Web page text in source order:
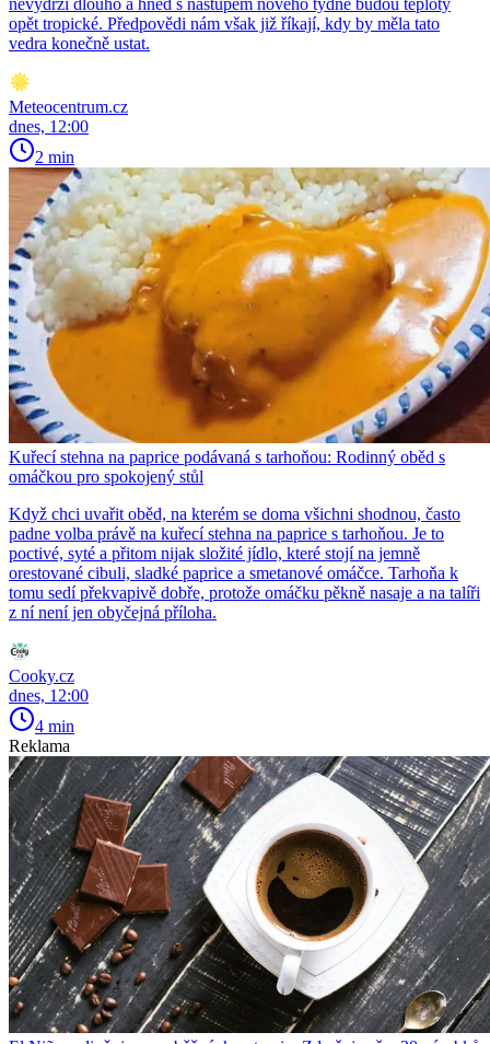
nevydrží dlouho a hned s nástupem nového týdne budou teploty
opět tropické. Předpovědi nám však již říkají, kdy by měla tato
vedra konečně ustat.
Meteocentrum.cz
dnes, 12:00
2 min
Kuřecí stehna na paprice podávaná s tarhoňou: Rodinný oběd s
omáčkou pro spokojený stůl
Když chci uvařit oběd, na kterém se doma všichni shodnou, často
padne volba právě na kuřecí stehna na paprice s tarhoňou. Je to
poctivé, syté a přitom nijak složité jídlo, které stojí na jemně
orestované cibuli, sladké paprice a smetanové omáčce. Tarhoňa k
tomu sedí překvapivě dobře, protože omáčku pěkně nasaje a na talíři
z ní není jen obyčejná příloha.
Cooky.cz
dnes, 12:00
4 min
Reklama